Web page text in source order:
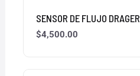
SENSOR DE FLUJO DRAGER
$4,500.00